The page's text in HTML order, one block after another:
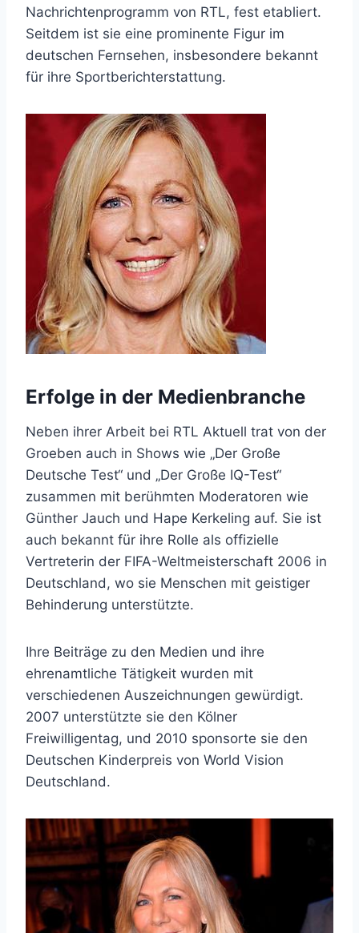
Nachrichtenprogramm von RTL, fest etabliert.
Seitdem ist sie eine prominente Figur im
deutschen Fernsehen, insbesondere bekannt
für ihre Sportberichterstattung.
Erfolge in der Medienbranche
Neben ihrer Arbeit bei RTL Aktuell trat von der
Groeben auch in Shows wie „Der Große
Deutsche Test“ und „Der Große IQ-Test“
zusammen mit berühmten Moderatoren wie
Günther Jauch und Hape Kerkeling auf. Sie ist
auch bekannt für ihre Rolle als offizielle
Vertreterin der FIFA-Weltmeisterschaft 2006 in
Deutschland, wo sie Menschen mit geistiger
Behinderung unterstützte.
Ihre Beiträge zu den Medien und ihre
ehrenamtliche Tätigkeit wurden mit
verschiedenen Auszeichnungen gewürdigt.
2007 unterstützte sie den Kölner
Freiwilligentag, und 2010 sponsorte sie den
Deutschen Kinderpreis von World Vision
Deutschland.